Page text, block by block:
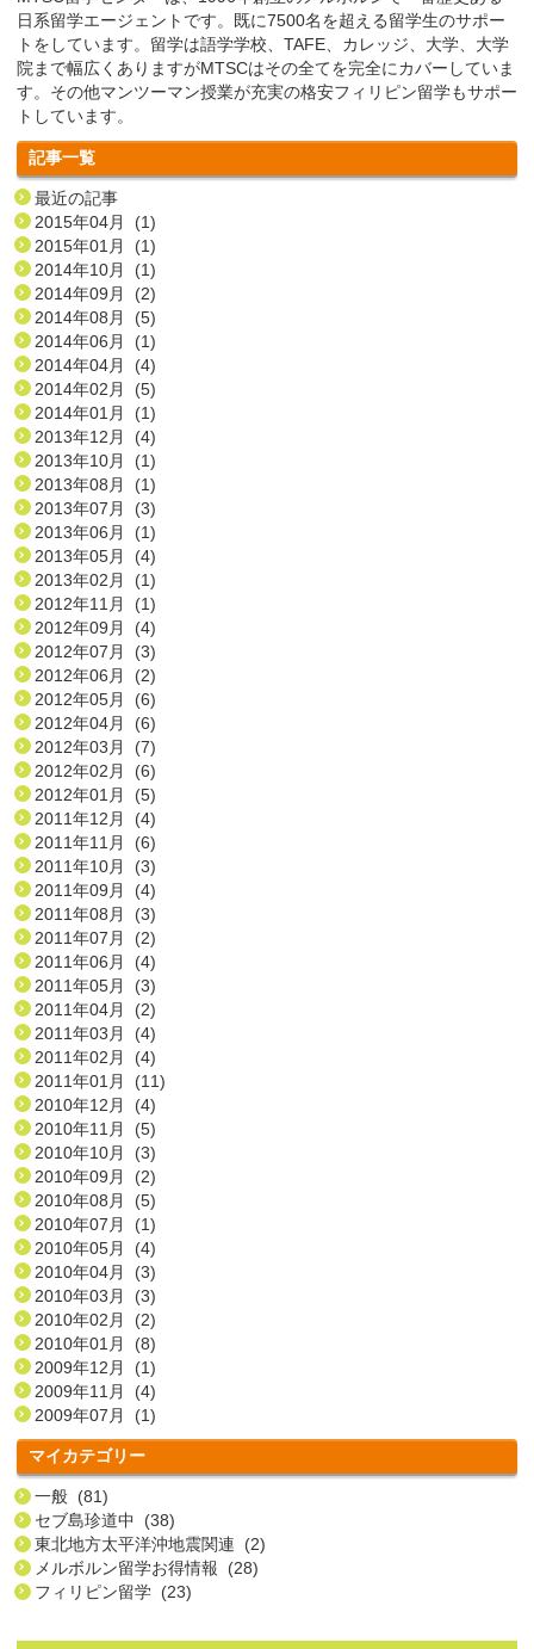
日系留学エージェントです。既に7500名を超える留学生のサポー
トをしています。留学は語学学校、TAFE、カレッジ、大学、大学
院まで幅広くありますがMTSCはその全てを完全にカバーしていま
す。その他マンツーマン授業が充実の格安フィリピン留学もサポー
トしています。
記事一覧
最近の記事
2015年04月 (1)
2015年01月 (1)
2014年10月 (1)
2014年09月 (2)
2014年08月 (5)
2014年06月 (1)
2014年04月 (4)
2014年02月 (5)
2014年01月 (1)
2013年12月 (4)
2013年10月 (1)
2013年08月 (1)
2013年07月 (3)
2013年06月 (1)
2013年05月 (4)
2013年02月 (1)
2012年11月 (1)
2012年09月 (4)
2012年07月 (3)
2012年06月 (2)
2012年05月 (6)
2012年04月 (6)
2012年03月 (7)
2012年02月 (6)
2012年01月 (5)
2011年12月 (4)
2011年11月 (6)
2011年10月 (3)
2011年09月 (4)
2011年08月 (3)
2011年07月 (2)
2011年06月 (4)
2011年05月 (3)
2011年04月 (2)
2011年03月 (4)
2011年02月 (4)
2011年01月 (11)
2010年12月 (4)
2010年11月 (5)
2010年10月 (3)
2010年09月 (2)
2010年08月 (5)
2010年07月 (1)
2010年05月 (4)
2010年04月 (3)
2010年03月 (3)
2010年02月 (2)
2010年01月 (8)
2009年12月 (1)
2009年11月 (4)
2009年07月 (1)
マイカテゴリー
一般 (81)
セブ島珍道中 (38)
東北地方太平洋沖地震関連 (2)
メルボルン留学お得情報 (28)
フィリピン留学 (23)